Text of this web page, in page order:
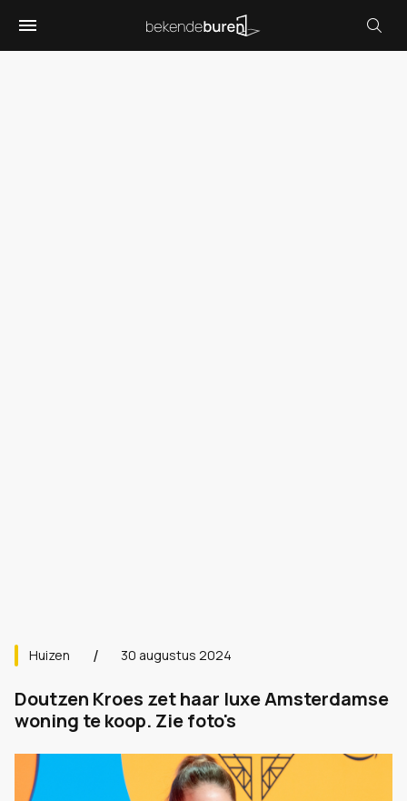
Huizen 30 augustus 2024
Doutzen Kroes zet haar luxe Amsterdamse
woning te koop. Zie foto's